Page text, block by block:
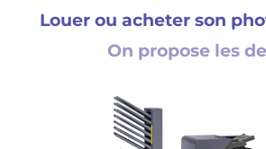
Louer ou acheter son
On propose les